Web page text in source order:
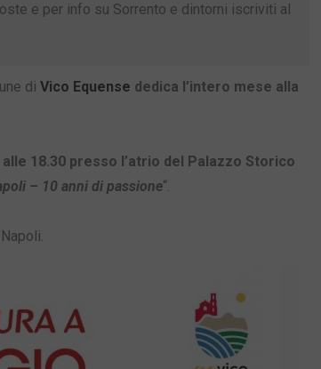
e per info su Sorrento e dintorni iscriviti al
di Vico Equense dedica l’intero mese alla
alle 18.30 presso l’atrio del Palazzo Storico
– 10 anni di passione“.